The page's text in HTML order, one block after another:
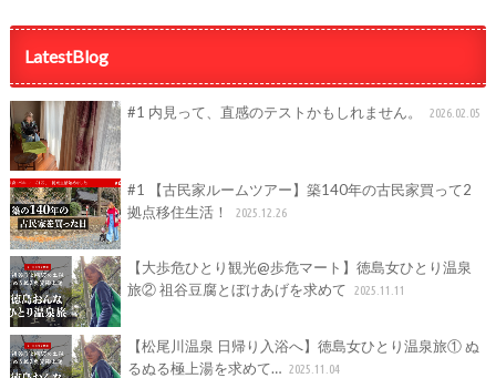
LatestBlog
#1 内見って、直感のテストかもしれません。 2026.02.05
#1 【古民家ルームツアー】築140年の古民家買って2
拠点移住生活！
2025.12.26
【大歩危ひとり観光@歩危マート】徳島女ひとり温泉
旅② 祖谷豆腐とぼけあげを求めて
2025.11.11
【松尾川温泉 日帰り入浴へ】徳島女ひとり温泉旅① ぬ
るぬる極上湯を求めて… 2025.11.04